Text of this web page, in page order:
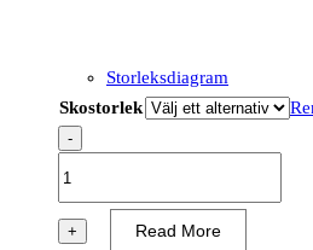
Storleksdiagram
Skostorlek
-
I-+ Read More